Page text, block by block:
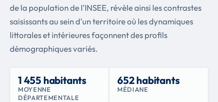
de la population de l'INSEE, révèle ainsi les contrastes
saisissants au sein d'un territoire où les dynamiques
littorales et intérieures façonnent des profils
démographiques variés.
1 455 habitants
MOYENNE
DÉPARTEMENTALE
652 habitants
MÉDIANE